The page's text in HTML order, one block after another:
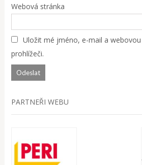
Webová stránka
Uložit mé jméno, e-mail a
prohlížeči.
PARTNEŘI WEBU